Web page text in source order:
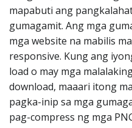
mapabuti ang
gumagamit. Ang mga
mga website na mabilis
responsive. Kung ang
load o may mga
download, maaari itong
pagka-inip sa mga
pag-compress ng mga